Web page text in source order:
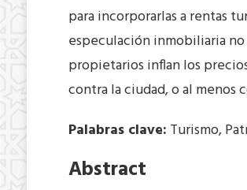
para incorporarlas a rentas
especulación inmobiliaria
propietarios inflan los
contra la ciudad, o al menos
Palabras clave: Turismo,
Abstract